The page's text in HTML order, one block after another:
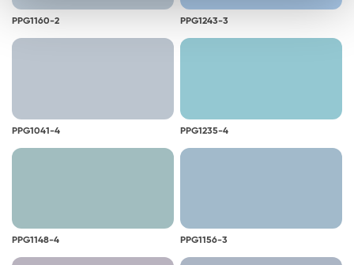
PPG1160-2 PPG1243-3
PPG1041-4 PPG1235-4
PPG1148-4 PPG1156-3